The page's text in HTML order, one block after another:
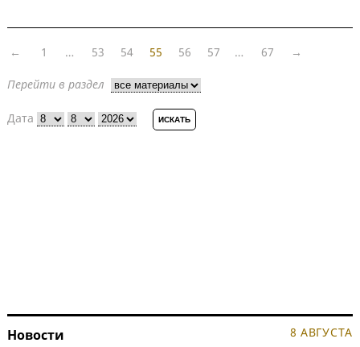
← 1 … 53 54 55 56 57 … 67 →
Перейти в раздел
Дата
Новости 8 АВГУСТА